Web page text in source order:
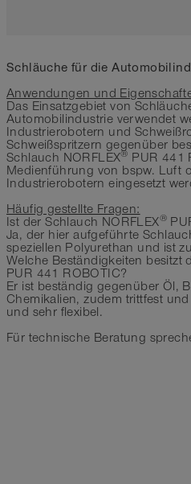
-30°C bis 100°C
Schläuche für die
Anwendungen und
Das Einsatzgebiet von
Automobilindustrie verwendet
Industrierobotern und
Schweißspritzern gegenüber
Schlauch NORFLEX® PUR 441
Medienführung von bspw. Luft
Industrierobotern eingesetzt
Häufig gestellte Fragen:
Ist der Schlauch NORFLEX®
Ja, der hier aufgeführte
speziellen Polyurethan und ist
Welche Beständigkeiten besitzt
PUR 441 ROBOTIC?
Er ist beständig gegenüber Öl,
Chemikalien, zudem trittfest
und sehr flexibel.
Für technische Beratung